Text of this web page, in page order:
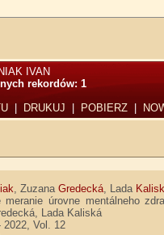
IVAN
rekordów:1
DRUKUJ POBIERZ
, ZuzanaGredecká, Lada
meranie úrovne mentálneho
Lada Kaliská
2022, Vol. 12